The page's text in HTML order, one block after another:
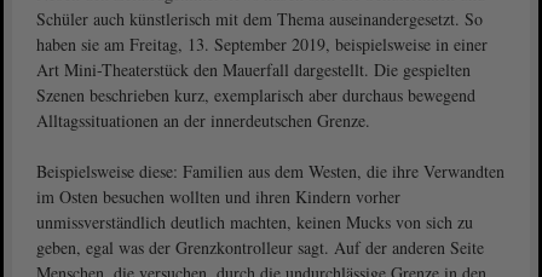
Schüler auch künstlerisch mit dem Thema auseinandergesetzt. So
haben sie am Freitag, 13. September 2019, beispielsweise in einer
Art Mini-Theaterstück den Mauerfall dargestellt. Die gespielten
Szenen beschrieben kurz, exemplarisch aber durchaus bewegend
Alltagssituationen an der innerdeutschen Grenze.
Beispielsweise diese: Familien aus dem Westen, die ihre Verwandten
im Osten besuchen wollten und ihren Kindern vorher
unmissverständlich deutlich machten, keinen Mucks von sich zu
geben, egal was der Grenzkontrolleur sagt. Auf der anderen Seite